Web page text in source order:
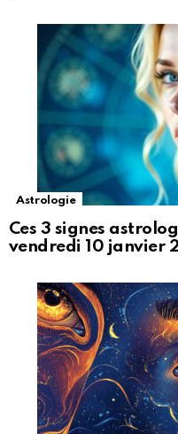
Astrologie
Ces 3 signes
vendredi 10 janvier